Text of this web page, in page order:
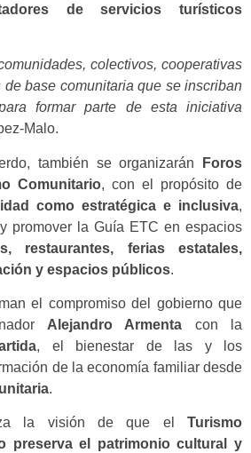
de servicios turísticos
colectivos, cooperativas
de base comunitaria que se inscriban
formar parte de esta iniciativa
Malo.
también se organizarán
Foros
Comunitario, con el propósito de
como estratégica e inclusiva,
promover la Guía ETC en espacios
restaurantes, ferias estatales,
y espacios públicos.
el compromiso del gobierno que
Alejandro Armenta con la
, el bienestar de las y los
de la economía familiar desde
.
la visión de que el Turismo
preserva el patrimonio cultural y